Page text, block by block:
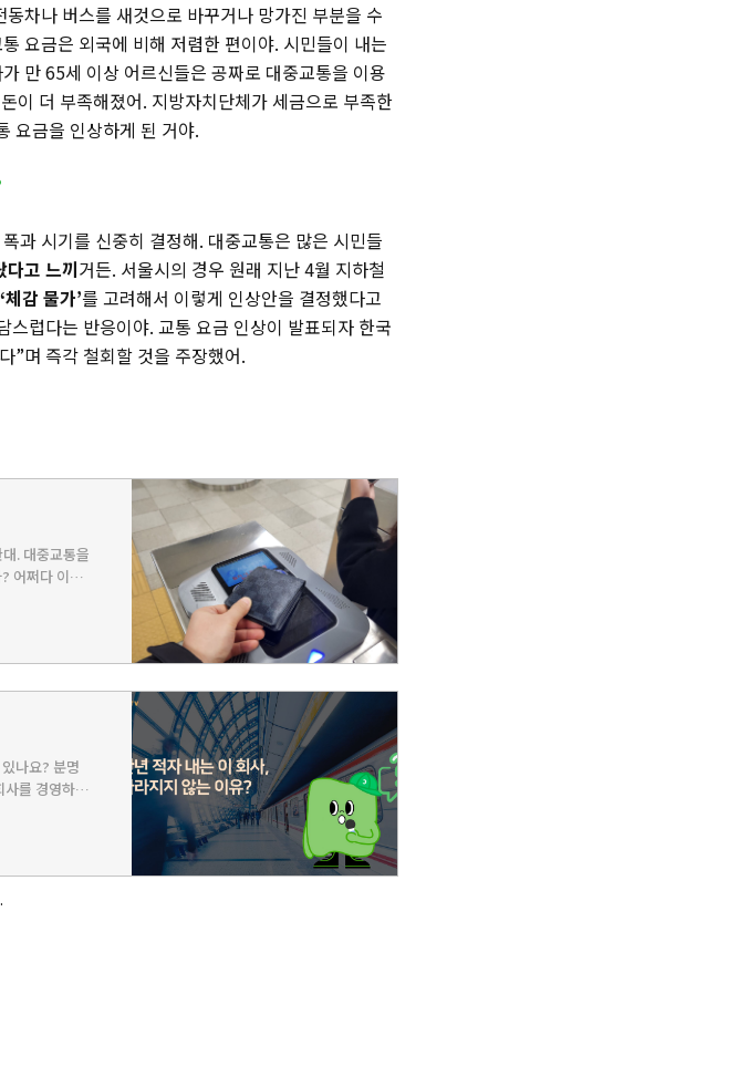
차나 버스를 새것으로 바꾸거나 망가진 부분을 수
요금은 외국에 비해 저렴한 편이야. 시민들이 내는
만 65세 이상 어르신들은 공짜로 대중교통을 이용
이 더 부족해졌어. 지방자치단체가 세금으로 부족한
요금을 인상하게 된 거야.
과 시기를 신중히 결정해. 대중교통은 많은 시민들
다고 느끼거든. 서울시의 경우 원래 지난 4월 지하철
‘체감 물가’를 고려해서 이렇게 인상안을 결정했다고
럽다는 반응이야. 교통 요금 인상이 발표되자 한국
”며 즉각 철회할 것을 주장했어.
. 대중교통을
어쩌다 이런
나요? 분명
사를 경영하는